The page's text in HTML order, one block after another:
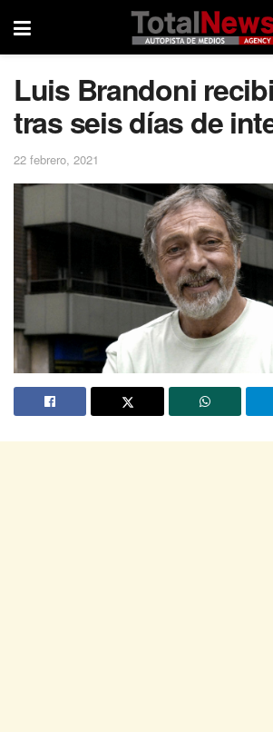
Luis Brandoni
tras seis días de
22 febrero, 2021